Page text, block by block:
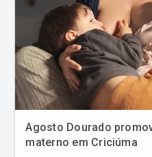
Agosto Dourado
materno em Criciúma